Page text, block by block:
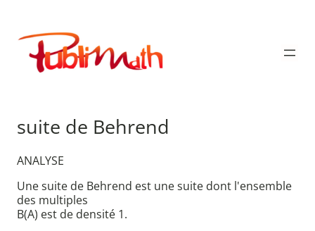
contenu
Publimath
suite de Behrend
ANALYSE
Une suite de Behrend est une suite dont l'ensemble
des multiples
B(A) est de densité 1.